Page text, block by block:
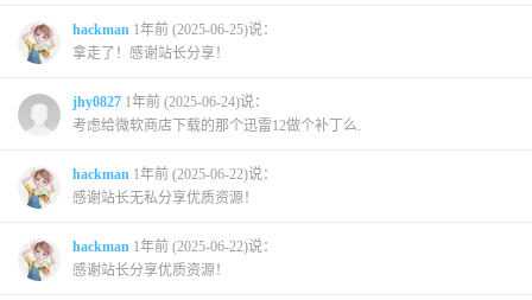
hackman 1年前 (2025-06-25)说：
拿走了！感谢站长分享！
jhy0827 1年前 (2025-06-24)说：
考虑给微软商店下载的那个迅雷12做个补丁么.
hackman 1年前 (2025-06-22)说：
感谢站长无私分享优质资源！
hackman 1年前 (2025-06-22)说：
感谢站长分享优质资源！